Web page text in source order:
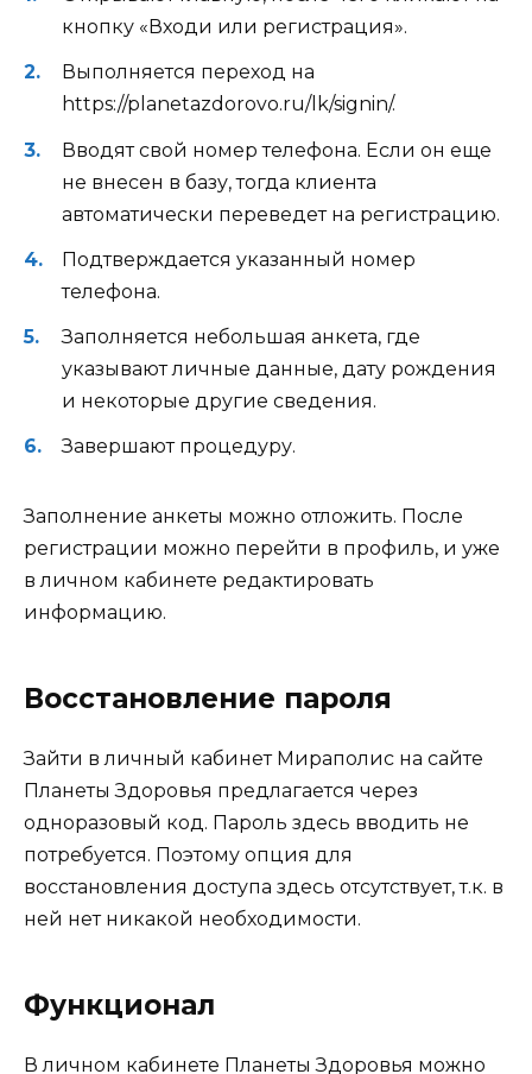
кнопку «Входи или регистрация».
Выполняется переход на
https://planetazdorovo.ru/lk/signin/.
Вводят свой номер телефона. Если он еще
не внесен в базу, тогда клиента
автоматически переведет на регистрацию.
Подтверждается указанный номер
телефона.
Заполняется небольшая анкета, где
указывают личные данные, дату рождения
и некоторые другие сведения.
Завершают процедуру.
Заполнение анкеты можно отложить. После
регистрации можно перейти в профиль, и уже
в личном кабинете редактировать
информацию.
Восстановление пароля
Зайти в личный кабинет Мираполис на сайте
Планеты Здоровья предлагается через
одноразовый код. Пароль здесь вводить не
потребуется. Поэтому опция для
восстановления доступа здесь отсутствует, т.к. в
ней нет никакой необходимости.
Функционал
В личном кабинете Планеты Здоровья можно